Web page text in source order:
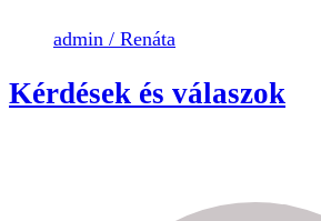
admin / Renáta
Kérdések és válaszok